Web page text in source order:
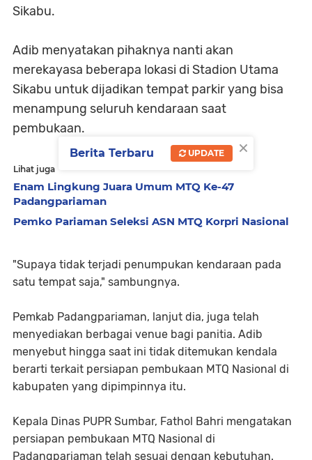
Sikabu.
Adib menyatakan pihaknya nanti akan
merekayasa beberapa lokasi di Stadion Utama
Sikabu untuk dijadikan tempat parkir yang bisa
menampung seluruh kendaraan saat
pembukaan.
Lihat juga
Enam Lingkung Juara Umum MTQ Ke-47
Padangpariaman
Pemko Pariaman Seleksi ASN MTQ Korpri Nasional
"Supaya tidak terjadi penumpukan kendaraan pada
satu tempat saja," sambungnya.
Pemkab Padangpariaman, lanjut dia, juga telah
menyediakan berbagai venue bagi panitia. Adib
menyebut hingga saat ini tidak ditemukan kendala
berarti terkait persiapan pembukaan MTQ Nasional di
kabupaten yang dipimpinnya itu.
Kepala Dinas PUPR Sumbar, Fathol Bahri mengatakan
persiapan pembukaan MTQ Nasional di
Padangpariaman telah sesuai dengan kebutuhan.
×
Berita Terbaru UPDATE